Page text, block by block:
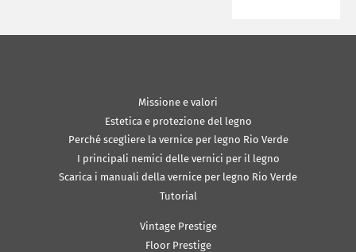
Missione e valori
Estetica e protezione del legno
Perché scegliere la vernice per legno Rio Verde
I principali nemici delle vernici per il legno
Scarica i manuali della vernice per legno Rio Verde
Tutorial
Vintage Prestige
Floor Prestige